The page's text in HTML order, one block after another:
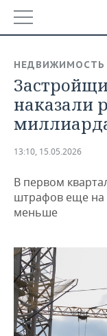
БАШКОРТОСТАН
ТАТАРСТАН
НОВОСТИ
АНАЛИТИКА
ДЕКЛАРАЦИИ О
КОРОЛИ
КОМУ
ТОРГОВЫЕ
ТАТАРСТАНА
НОВОСТИ
ФИНАНСЫ
БЮДЖЕТ
ИНВЕСТИЦИИ
НОВОСТИ
АГРОПРОМ
НЕФТЕХИМИЯ
НЕДВИЖИМОСТЬ
НОВОСТИ АВТО
БИЗНЕС
НОВОСТИ
РОЗНИЧНАЯ
ТЕХНОЛОГИИ
НОВОСТИ
НЕДВИЖИМОСТЬ
наказали
13:10, 15.05.2026
В первом
штрафов еще на
меньше